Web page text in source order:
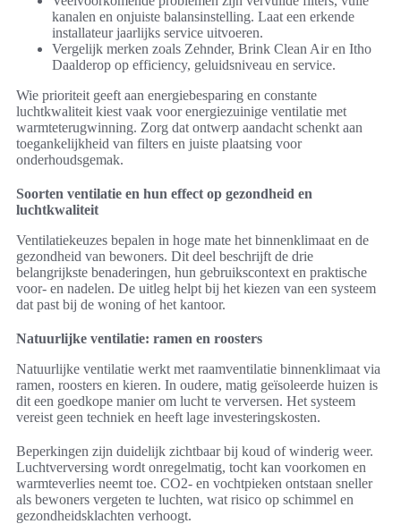
kanalen en onjuiste balansinstelling. Laat een erkende
installateur jaarlijks service uitvoeren.
Vergelijk merken zoals Zehnder, Brink Clean Air en Itho
Daalderop op efficiency, geluidsniveau en service.
Wie prioriteit geeft aan energiebesparing en constante
luchtkwaliteit kiest vaak voor energiezuinige ventilatie met
warmteterugwinning. Zorg dat ontwerp aandacht schenkt aan
toegankelijkheid van filters en juiste plaatsing voor
onderhoudsgemak.
Soorten ventilatie en hun effect op gezondheid en
luchtkwaliteit
Ventilatiekeuzes bepalen in hoge mate het binnenklimaat en de
gezondheid van bewoners. Dit deel beschrijft de drie
belangrijkste benaderingen, hun gebruikscontext en praktische
voor- en nadelen. De uitleg helpt bij het kiezen van een systeem
dat past bij de woning of het kantoor.
Natuurlijke ventilatie: ramen en roosters
Natuurlijke ventilatie werkt met raamventilatie binnenklimaat via
ramen, roosters en kieren. In oudere, matig geïsoleerde huizen is
dit een goedkope manier om lucht te verversen. Het systeem
vereist geen techniek en heeft lage investeringskosten.
Beperkingen zijn duidelijk zichtbaar bij koud of winderig weer.
Luchtverversing wordt onregelmatig, tocht kan voorkomen en
warmteverlies neemt toe. CO2- en vochtpieken ontstaan sneller
als bewoners vergeten te luchten, wat risico op schimmel en
gezondheidsklachten verhoogt.